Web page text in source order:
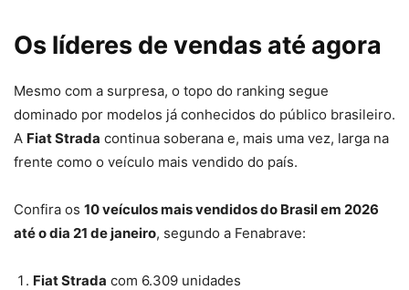
Os líderes de vendas até agora
Mesmo com a surpresa, o topo do ranking segue
dominado por modelos já conhecidos do público brasileiro.
A Fiat Strada continua soberana e, mais uma vez, larga na
frente como o veículo mais vendido do país.
Confira os 10 veículos mais vendidos do Brasil em 2026
até o dia 21 de janeiro, segundo a Fenabrave:
Fiat Strada com 6.309 unidades